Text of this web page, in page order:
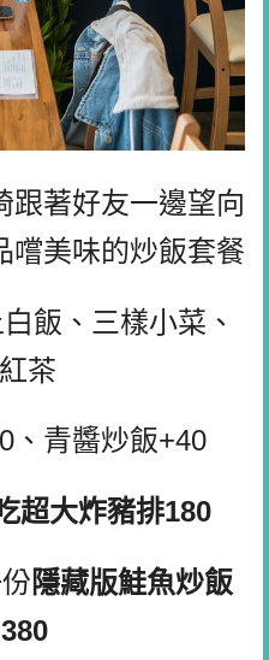
跟著好友一邊望向
嚐美味的炒飯套餐
飯、三樣小菜、
茶
、青醬炒飯+40
超大炸豬排180
隱藏版鮭魚炒飯